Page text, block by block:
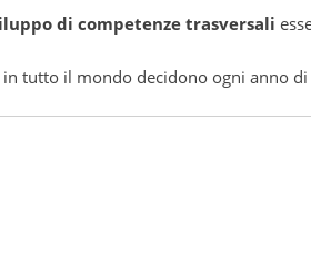
di competenze trasversali
tutto il mondo decidono ogni anno